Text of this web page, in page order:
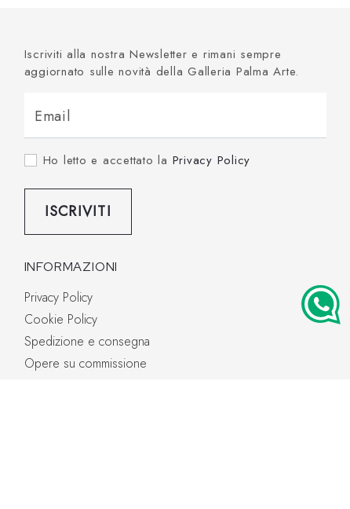
Iscriviti alla nostra Newsletter e rimani sempre
aggiornato sulle novità della Galleria Palma Arte.
Email
Ho letto e accettato la Privacy Policy
ISCRIVITI
INFORMAZIONI
Privacy Policy
Cookie Policy
Spedizione e consegna
Opere su commissione